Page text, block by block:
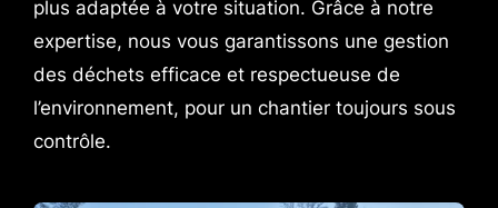
plus adaptée à votre situation. Grâce à notre
expertise, nous vous garantissons une gestion
des déchets efficace et respectueuse de
l’environnement, pour un chantier toujours sous
contrôle.